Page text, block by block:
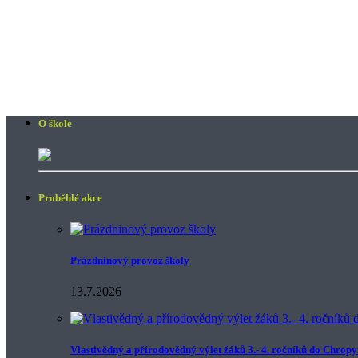
O škole
Proběhlé akce
Prázdninový provoz školy
13.7.2026
Vlastivědný a přírodovědný výlet žáků 3.- 4. ročníků do